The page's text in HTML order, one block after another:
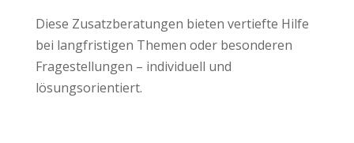
Diese Zusatzberatungen bieten vertiefte Hilfe
bei langfristigen Themen oder besonderen
Fragestellungen – individuell und
lösungsorientiert.